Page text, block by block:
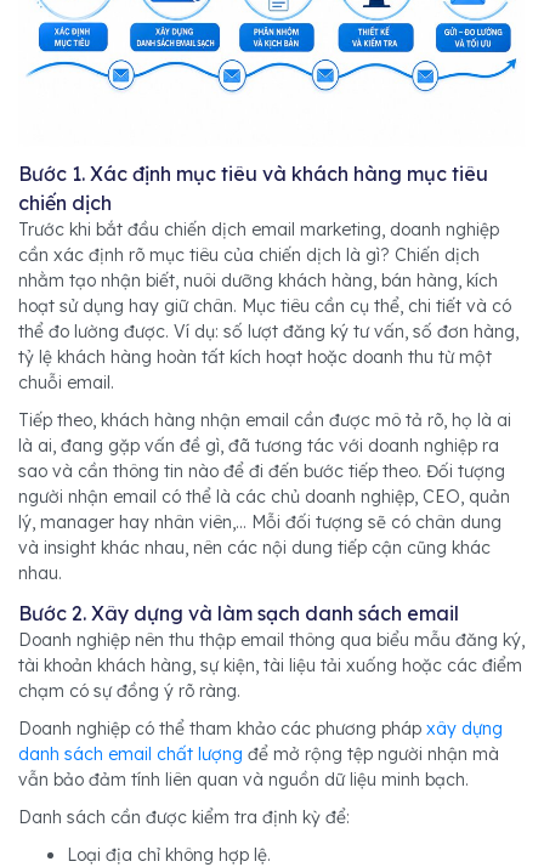
Bước 1. Xác định mục tiêu và khách hàng mục tiêu
chiến dịch
Trước khi bắt đầu chiến dịch email marketing, doanh nghiệp
cần xác định rõ mục tiêu của chiến dịch là gì? Chiến dịch
nhằm tạo nhận biết, nuôi dưỡng khách hàng, bán hàng, kích
hoạt sử dụng hay giữ chân. Mục tiêu cần cụ thể, chi tiết và có
thể đo lường được. Ví dụ: số lượt đăng ký tư vấn, số đơn hàng,
tỷ lệ khách hàng hoàn tất kích hoạt hoặc doanh thu từ một
chuỗi email.
Tiếp theo, khách hàng nhận email cần được mô tả rõ, họ là ai
là ai, đang gặp vấn đề gì, đã tương tác với doanh nghiệp ra
sao và cần thông tin nào để đi đến bước tiếp theo. Đối tượng
người nhận email có thể là các chủ doanh nghiệp, CEO, quản
lý, manager hay nhân viên,... Mỗi đối tượng sẽ có chân dung
và insight khác nhau, nên các nội dung tiếp cận cũng khác
nhau.
Bước 2. Xây dựng và làm sạch danh sách email
Doanh nghiệp nên thu thập email thông qua biểu mẫu đăng ký,
tài khoản khách hàng, sự kiện, tài liệu tải xuống hoặc các điểm
chạm có sự đồng ý rõ ràng.
Doanh nghiệp có thể tham khảo các phương pháp xây dựng
danh sách email chất lượng để mở rộng tệp người nhận mà
vẫn bảo đảm tính liên quan và nguồn dữ liệu minh bạch.
Danh sách cần được kiểm tra định kỳ để:
Loại địa chỉ không hợp lệ.